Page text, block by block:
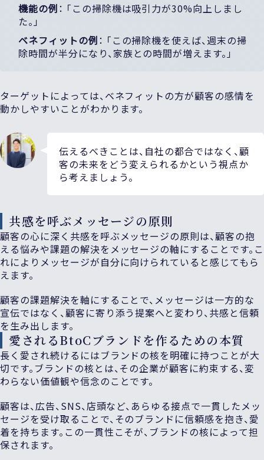
機能の例： 「この掃除機は吸引力が30%向上しまし
た。」
ベネフィットの例： 「この掃除機を使えば、週末の掃
除時間が半分になり、家族との時間が増えます。」
ターゲットによっては、ベネフィットの方が顧客の感情を
動かしやすいことがわかります。
伝えるべきことは、自社の都合ではなく、顧
客の未来をどう変えられるかという視点か
ら考えましょう。
共感を呼ぶメッセージの原則
顧客の心に深く共感を呼ぶメッセージの原則は、顧客の抱
える悩みや課題の解決をメッセージの軸にすることです。こ
れによりメッセージが自分に向けられていると感じてもら
えます。
顧客の課題解決を軸にすることで、メッセージは一方的な
宣伝ではなく、顧客に寄り添う提案へと変わり、共感と信頼
を生み出します。
愛されるBtoCブランドを作るための本質
長く愛され続けるにはブランドの核を明確に持つことが大
切です。ブランドの核とは、その企業が顧客に約束する、変
わらない価値観や信念のことです。
顧客は、広告、SNS、店頭など、あらゆる接点で一貫したメッ
セージを受け取ることで、そのブランドに信頼感を抱き、愛
着を持ちます。この一貫性こそが、ブランドの核によって担
保されます。